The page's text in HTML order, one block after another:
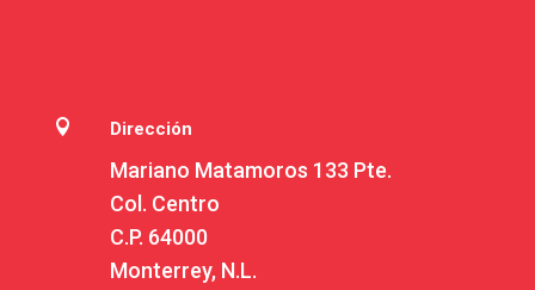
 Dirección
Mariano Matamoros 133 Pte.
Col. Centro
C.P. 64000
Monterrey, N.L.